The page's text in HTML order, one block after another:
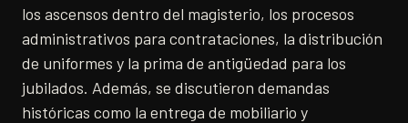
los ascensos dentro del magisterio, los procesos
administrativos para contrataciones, la distribución
de uniformes y la prima de antigüedad para los
jubilados. Además, se discutieron demandas
históricas como la entrega de mobiliario y